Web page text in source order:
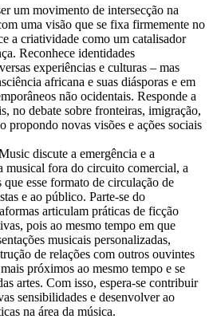
um movimento de intersecção na
uma visão que se fixa firmemente no
a criatividade como um catalisador
Reconhece identidades
experiências e culturas – mas
africana e suas diásporas e em
não ocidentais. Responde a
no debate sobre fronteiras, imigração,
propondo novas visões e ações sociais
discute a emergência e a
musical fora do circuito comercial, a
esse formato de circulação de
e ao público. Parte-se do
articulam práticas de ficção
pois ao mesmo tempo em que
musicais personalizadas,
de relações com outros ouvintes
próximos ao mesmo tempo e se
artes. Com isso, espera-se contribuir
sensibilidades e desenvolver ao
na área da música.